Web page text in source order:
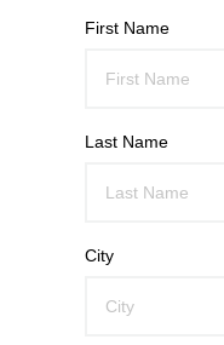
First Name
Last Name
City